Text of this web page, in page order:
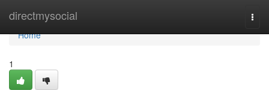
directmysocial
Home
Home
1